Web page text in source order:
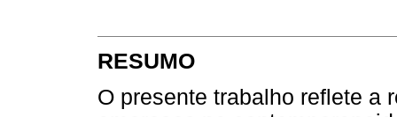
RESUMO
O presente trabalho reflete a